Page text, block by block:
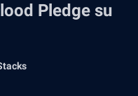
Pledge su